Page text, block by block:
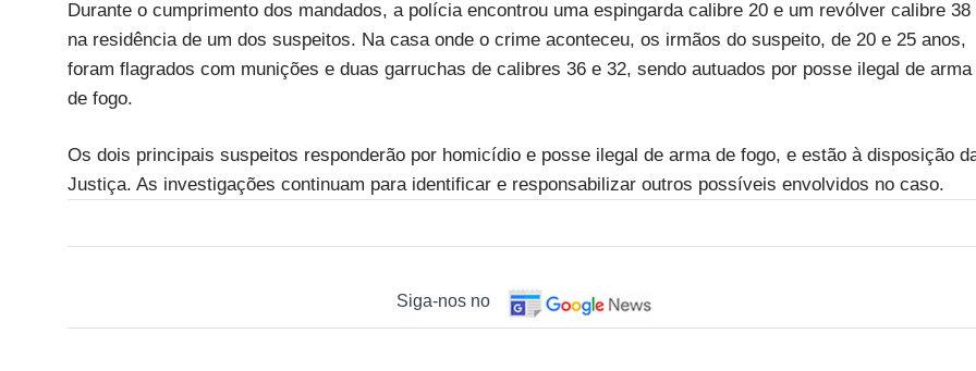
Durante o cumprimento dos mandados, a polícia encontrou uma espingarda calibre 20 e um revólver calibre 38
na residência de um dos suspeitos. Na casa onde o crime aconteceu, os irmãos do suspeito, de 20 e 25 anos,
foram flagrados com munições e duas garruchas de calibres 36 e 32, sendo autuados por posse ilegal de arma
de fogo.
Os dois principais suspeitos responderão por homicídio e posse ilegal de arma de fogo, e estão à disposição
Justiça. As investigações continuam para identificar e responsabilizar outros possíveis envolvidos no caso.
Siga-nos no